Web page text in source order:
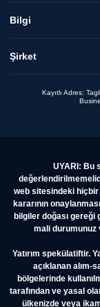
Bilgi
Şirket
Kayıtlı Adres:
UYARI: Bu
web sitesindeki hiçbir
kararının
bilgiler doğası
mali durumunuz
Yatırım spekülatiftir.
açıklanan alım-
bölgelerinde
tarafından ve yasal
ülkenizde veya